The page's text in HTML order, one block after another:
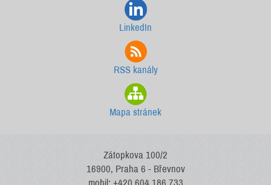
LinkedIn
RSS kanály
Mapa stránek
Zátopkova 100/2
16900, Praha 6 - Břevnov